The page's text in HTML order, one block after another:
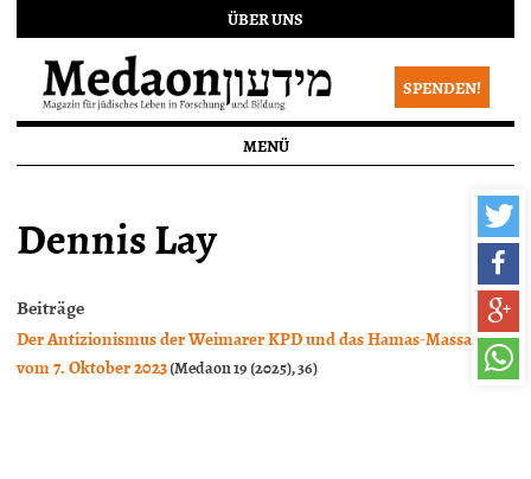
ÜBER UNS
SPENDEN!
MENÜ
Dennis Lay
Beiträge
Der Antizionismus der Weimarer KPD und das Hamas-Massaker
vom 7. Oktober 2023(Medaon 19 (2025), 36)